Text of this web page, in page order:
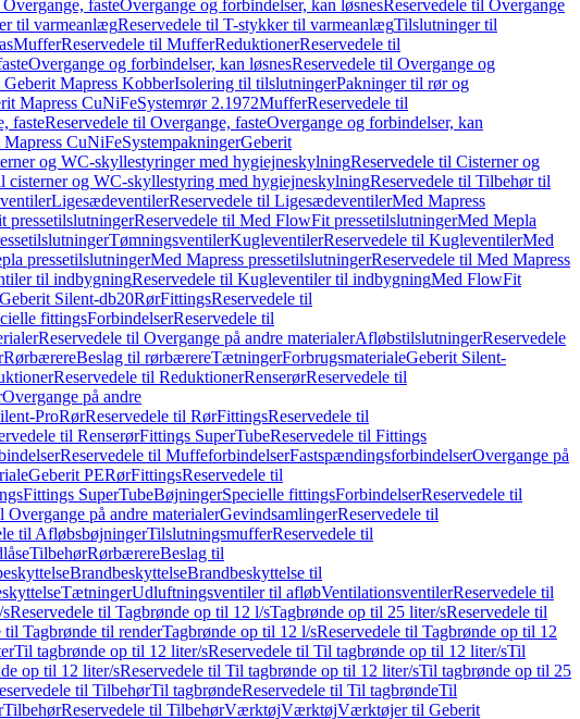
fasteOvergange og forbindelser, kan løsnesReservedele til Overgange
til varmeanlægReservedele til T-stykker til varmeanlægTilslutninger til
MufferReservedele til MufferReduktionerReservedele til
Overgange og forbindelser, kan løsnesReservedele til Overgange og
Mapress KobberIsolering til tilslutningerPakninger til rør og
Mapress CuNiFeSystemrør 2.1972MufferReservedele til
fasteReservedele til Overgange, fasteOvergange og forbindelser, kan
CuNiFeSystempakningerGeberit
og WC-skyllestyringer med hygiejneskylningReservedele til Cisterner og
cisterner og WC-skyllestyring med hygiejneskylningReservedele til Tilbehør til
LigesædeventilerReservedele til LigesædeventilerMed Mapress
pressetilslutningerReservedele til Med FlowFit pressetilslutningerMed Mepla
TømningsventilerKugleventilerReservedele til KugleventilerMed
pressetilslutningerMed Mapress pressetilslutningerReservedele til Med Mapress
til indbygningReservedele til Kugleventiler til indbygningMed FlowFit
Geberit Silent-db20RørFittingsReservedele til
fittingsForbindelserReservedele til
Reservedele til Overgange på andre materialerAfløbstilslutningerReservedele
RørbærereBeslag til rørbærereTætningerForbrugsmaterialeGeberit Silent-
Reservedele til ReduktionerRenserørReservedele til
Overgange på andre
ProRørReservedele til RørFittingsReservedele til
til RenserørFittings SuperTubeReservedele til Fittings
Reservedele til MuffeforbindelserFastspændingsforbindelserOvergange på
Geberit PERørFittingsReservedele til
Fittings SuperTubeBøjningerSpecielle fittingsForbindelserReservedele til
Overgange på andre materialerGevindsamlingerReservedele til
til AfløbsbøjningerTilslutningsmufferReservedele til
TilbehørRørbærereBeslag til
BrandbeskyttelseBrandbeskyttelse til
TætningerUdluftningsventiler til afløbVentilationsventilerReservedele til
Reservedele til Tagbrønde op til 12 l/sTagbrønde op til 25 liter/sReservedele til
til Tagbrønde til renderTagbrønde op til 12 l/sReservedele til Tagbrønde op til 12
Til tagbrønde op til 12 liter/sReservedele til Til tagbrønde op til 12 liter/sTil
op til 12 liter/sReservedele til Til tagbrønde op til 12 liter/sTil tagbrønde op til 25
til TilbehørTil tagbrøndeReservedele til Til tagbrøndeTil
TilbehørReservedele til TilbehørVærktøjVærktøjVærktøjer til Geberit